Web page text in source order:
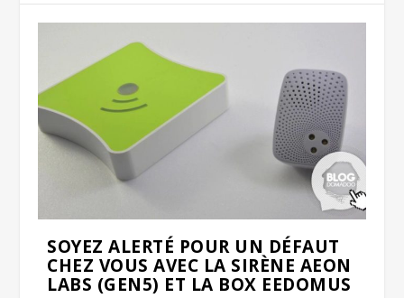
SOYEZ ALERTÉ POUR UN DÉFAUT
CHEZ VOUS AVEC LA SIRÈNE AEON
LABS (GEN5) ET LA BOX EEDOMUS